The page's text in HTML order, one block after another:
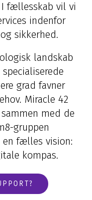
fællesskab vil vi
indenfor
sikkerhed.
landskab
grad favner
Miracle 42
med de
gruppen
en fælles vision:
kompas.